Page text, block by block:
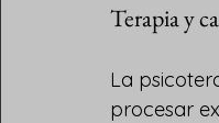
Terapia y
La
procesar